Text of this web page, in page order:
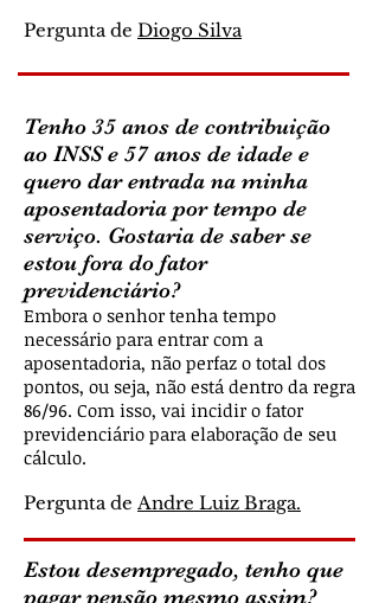
Pergunta de Diogo Silva
Tenho 35 anos de contribuição
ao INSS e 57 anos de idade e
quero dar entrada na minha
aposentadoria por tempo de
serviço. Gostaria de saber se
estou fora do fator
previdenciário?
Embora o senhor tenha tempo
necessário para entrar com a
aposentadoria, não perfaz o total dos
pontos, ou seja, não está dentro da regra
86/96. Com isso, vai incidir o fator
previdenciário para elaboração de seu
cálculo.
Pergunta de Andre Luiz Braga.
Estou desempregado, tenho que
pagar pensão mesmo assim?